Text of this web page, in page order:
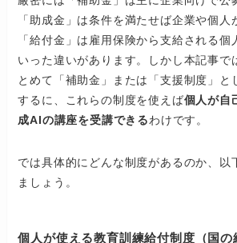
「助成金」は条件を満たせば企業や個人
「給付金」は雇用保険から支給される
いった違いがあります。しかし本記事で
とめて「補助金」または「支援制度」と
するに、これらの制度を使えば個人が自
成AIの講座を受講できるわけです。
では具体的にどんな制度があるのか、以
ましょう。
個人が使える教育訓練給付制度（国の